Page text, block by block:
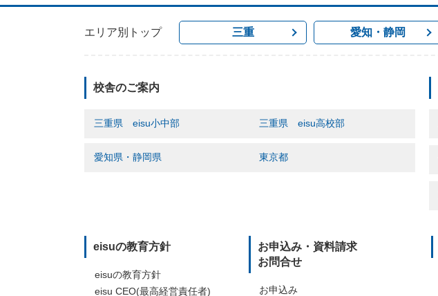
エリア別トップ 三重 愛知・静岡
校舎のご案内
三重県 eisu小中部
笹川校
平田駅前校
三重県 eisu高校部
津駅広明町校
松阪駅北口校
愛知県・静岡県
掛川駅南口校
東京都
eisuの教育方針
eisuの教育方針
eisu CEO(最高経営責任者)
お申込み・資料請求
お問合せ
お申込み